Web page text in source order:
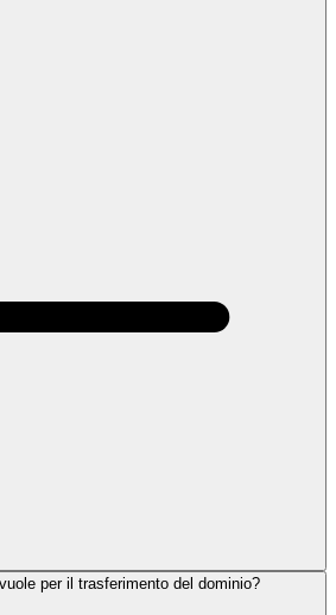
per il trasferimento del dominio?